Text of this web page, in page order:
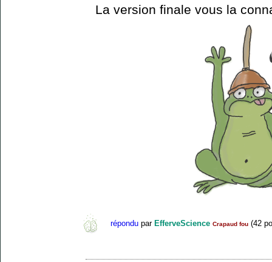
La version finale vous la
répondu par EfferveScience Crapaud fou (42